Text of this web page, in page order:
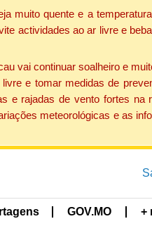
muito quente e a
actividades ao ar livre e
vai continuar soalheiro e
e tomar medidas de
e rajadas de vento fortes
meteorológicas e as
GOV.MO +